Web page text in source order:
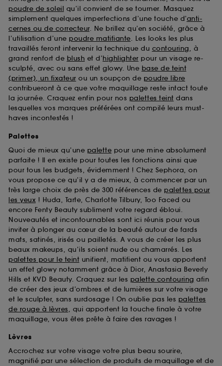
poudre de soleil qu’il convient de se tourner. Masquez
simplement quelques imperfections d’une touche d’anti-
cernes ou de correcteur. Ne brillez qu’en société, grâce à
l’utilisation d’une poudre matifiante. Les looks les plus
travaillés feront intervenir la technique du contouring, à
grand renfort de blush et d’highlighter pour un visage re-
sculpté, avec ou sans effet glowy. Une base de teint
(primer), un fixateur ou un soupçon de poudre libre
contribueront à ce que votre maquillage reste intact toute
la journée. Craquez enfin pour nos palettes teint dans
lesquelles vos marques préférées ont compilé leurs must-
haves incontestés !
Palettes
Quoi de mieux qu’une palette pour une mine absolument
parfaite ! Il en existe pour toutes les fonctions ainsi que
pour tous les budgets, évidemment ! Chez Sephora, on
vous propose ce qu’il y a de mieux, à commencer par un
très large choix de près de 300 références de palettes pour
les yeux ! Huda, Tarte, Charlotte Tilbury, Too Faced ou
encore Fenty Beauty subliment votre regard ébloui.
Nouveautés et incontournables sont ici réunis pour vous
inviter à plonger au cœur de la beauté autour de fards
mats, satinés, irisés ou pailletés. A vous de créer les plus
beaux makeups, qu’ils soient nude ou chamarrés. Les
palettes pour le teint unifient, matifient ou vous apportent
un effet glowy notamment grâce à Dior, Anastasia Beverly
Hills et KVD Beauty. Craquez sur les palette contouring afin
de créer des jeux d’ombres et de lumières sur votre visage
et le sculpter, sans surdosage ! On oublie pas les palettes
de rouge à lèvres, qui apportent la touche finale à votre
maquillage, vous êtes prête à faire des ravages !
Lèvres
Accrochez sur votre visage votre plus beau sourire,
magnifié par une sélection de produits de maquillage et de